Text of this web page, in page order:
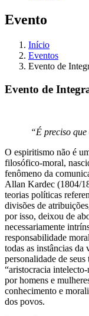
Evento
Início
Eventos
Evento de
Evento de
“É preciso
O espiritismo não é
filosófico-moral,
fenômeno da
Allan Kardec (1804/
teorias políticas
divisões de
por isso, deixou de
necessariamente
responsabilidade
todas as instâncias da
personalidade de
“aristocracia
por homens e
conhecimento e
dos povos.